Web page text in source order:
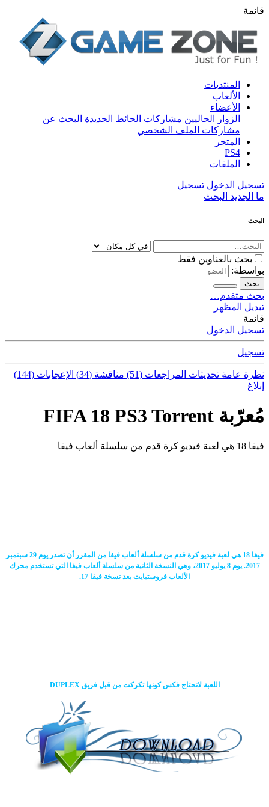
قائمة
المنتديات
الألعاب
الأعضاء
الزوار الحاليين مشاركات الحائط الجديدة البحث عن
مشاركات الملف الشخصي
المتجر
PS4
الملفات
تسجيل الدخول تسجيل
ما الجديد البحث
البحث
بحث بالعناوين فقط
بواسطة:
بحث
بحث متقدم…
تبديل المظهر
قائمة
تسجيل الدخول
تسجيل
نظرة عامة تحديثات المراجعات (51) مناقشة (34)
الإعجابات (144)
إبلاغ
مُعرّبة FIFA 18 PS3 Torrent
فيفا 18 هي لعبة فيديو كرة قدم من سلسلة ألعاب فيفا
فيفا 18 هي لعبة فيديو كرة قدم من سلسلة ألعاب فيفا من المقرر أن تصدر يوم 29 سبتمبر
2017. يوم 8 يوليو 2017، وهي النسخة الثانية من سلسلة ألعاب فيفا التي تستخدم محرك
الألعاب فروستبايت بعد نسخة فيفا 17.
اللعبة لاتحتاج فكس كونها تكركت من قبل فريق DUPLEX